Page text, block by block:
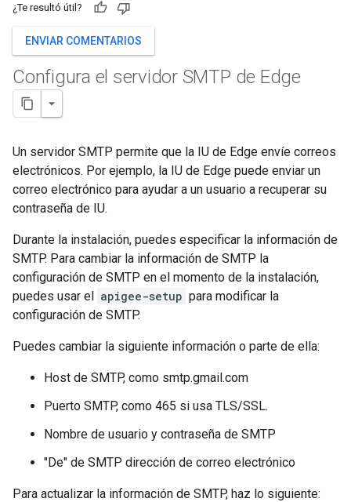
¿Te resultó útil?
ENVIAR COMENTARIOS
Configura el servidor SMTP de Edge
Un servidor SMTP permite que la IU de Edge envíe correos
electrónicos. Por ejemplo, la IU de Edge puede enviar un
correo electrónico para ayudar a un usuario a recuperar su
contraseña de IU.
Durante la instalación, puedes especificar la información de
SMTP. Para cambiar la información de SMTP la
configuración de SMTP en el momento de la instalación,
puedes usar el apigee-setup para modificar la
configuración de SMTP.
Puedes cambiar la siguiente información o parte de ella:
Host de SMTP, como smtp.gmail.com
Puerto SMTP, como 465 si usa TLS/SSL.
Nombre de usuario y contraseña de SMTP
"De" de SMTP dirección de correo electrónico
Para actualizar la información de SMTP, haz lo siguiente: